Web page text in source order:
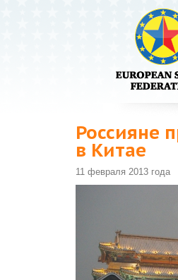
Россияне
в Китае
11 февраля 2013 года